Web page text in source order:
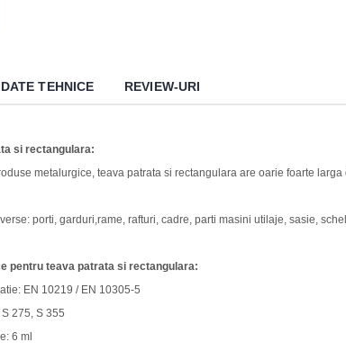
DATE TEHNICE REVIEW-URI
si rectangulara:
metalurgice, teava patrata si rectangulara are oarie foarte
porti, garduri,rame, rafturi, cadre, parti masini utilaje, sasie,
pentru teava patrata si rectangulara:
EN 10219 / EN 10305-5
275, S 355
6 ml